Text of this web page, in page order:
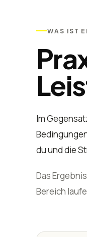
WAS IST
Im
du und die
Das
Bereich